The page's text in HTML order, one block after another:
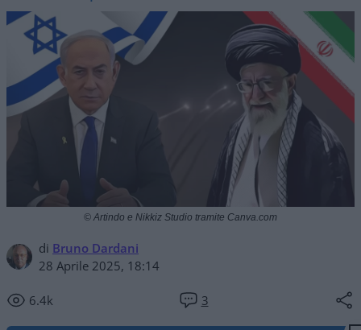
di Bruno Dardani
28 Aprile 2025, 18:14
6.4k 3
© Artindo e Nikkiz Studio tramite Canva.com